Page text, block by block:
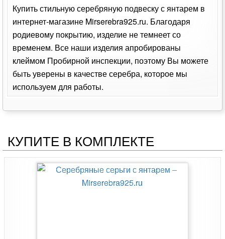
Купить стильную серебряную подвеску с янтарем в
интернет-магазине Mirserebra925.ru. Благодаря
родиевому покрытию, изделие не темнеет со
временем. Все наши изделия апробированы
клеймом Пробирной инспекции, поэтому Вы можете
быть уверены в качестве серебра, которое мы
используем для работы.
КУПИТЕ В КОМПЛЕКТЕ